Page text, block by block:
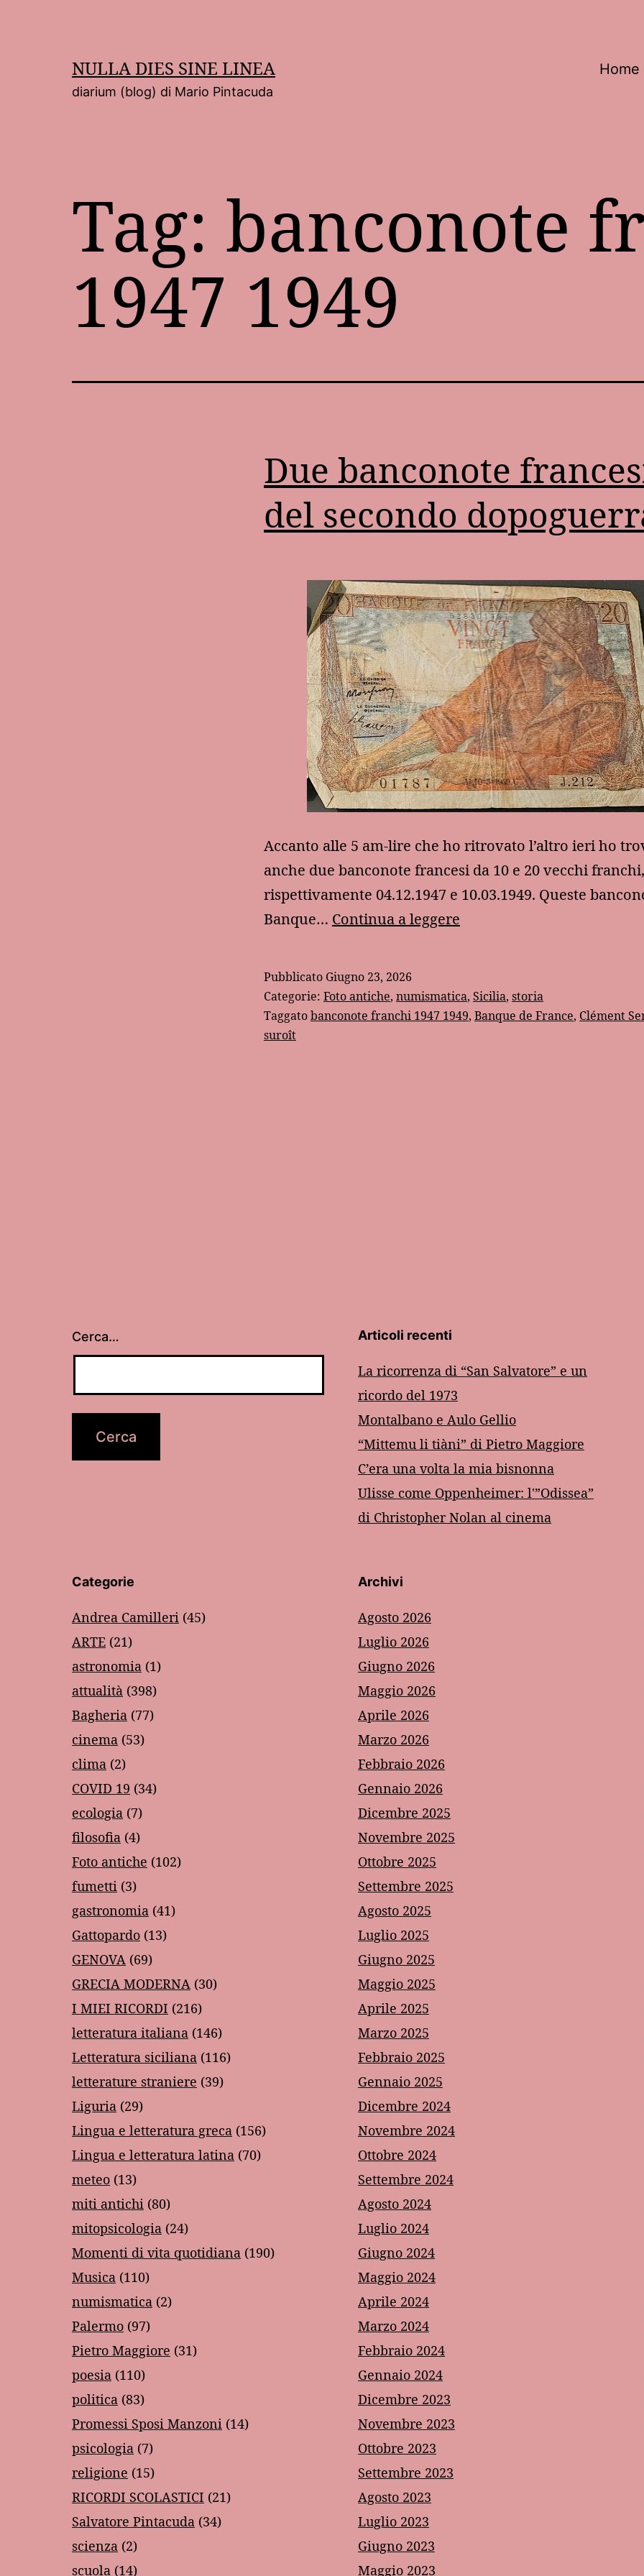
NULLA DIES SINE LINEA
diarium (blog) di Mario Pintacuda
Home
Tag: banconote
1947 1949
Due banconote
del secondo
Accanto alle 5 am-lire che ho ritrovato l’altro ieri ho
anche due banconote francesi da 10 e 20 vecchi
rispettivamente 04.12.1947 e 10.03.1949. Queste
Banque… Continua a leggere
del
secondo
Pubblicato Giugno 23, 2026
Categorie: Foto antiche, numismatica, Sicilia, storia
Taggatobanconote franchi 1947 1949, Banque de France, Clément
suroît
Cerca… Articoli recenti
La ricorrenza di “San Salvatore” e un
ricordo del 1973
Montalbano e Aulo Gellio
“Mittemu li tiàni” di Pietro Maggiore
C’era una volta la mia bisnonna
Ulisse come Oppenheimer: l'”Odissea”
di Christopher Nolan al cinema
Categorie
Andrea Camilleri (45)
ARTE (21)
astronomia (1)
attualità (398)
Bagheria (77)
cinema (53)
clima (2)
COVID 19 (34)
ecologia (7)
filosofia (4)
Foto antiche (102)
fumetti (3)
gastronomia (41)
Gattopardo (13)
GENOVA (69)
GRECIA MODERNA (30)
I MIEI RICORDI (216)
letteratura italiana (146)
Letteratura siciliana (116)
letterature straniere (39)
Liguria (29)
Lingua e letteratura greca (156)
Lingua e letteratura latina (70)
meteo (13)
miti antichi (80)
mitopsicologia (24)
Momenti di vita quotidiana (190)
Musica (110)
numismatica (2)
Palermo (97)
Pietro Maggiore (31)
poesia (110)
politica (83)
Promessi Sposi Manzoni (14)
psicologia (7)
religione (15)
RICORDI SCOLASTICI (21)
Salvatore Pintacuda (34)
scienza (2)
scuola (14)
Archivi
Agosto 2026
Luglio 2026
Giugno 2026
Maggio 2026
Aprile 2026
Marzo 2026
Febbraio 2026
Gennaio 2026
Dicembre 2025
Novembre 2025
Ottobre 2025
Settembre 2025
Agosto 2025
Luglio 2025
Giugno 2025
Maggio 2025
Aprile 2025
Marzo 2025
Febbraio 2025
Gennaio 2025
Dicembre 2024
Novembre 2024
Ottobre 2024
Settembre 2024
Agosto 2024
Luglio 2024
Giugno 2024
Maggio 2024
Aprile 2024
Marzo 2024
Febbraio 2024
Gennaio 2024
Dicembre 2023
Novembre 2023
Ottobre 2023
Settembre 2023
Agosto 2023
Luglio 2023
Giugno 2023
Maggio 2023